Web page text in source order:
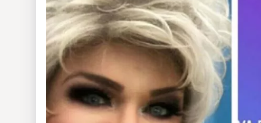
Multimedia